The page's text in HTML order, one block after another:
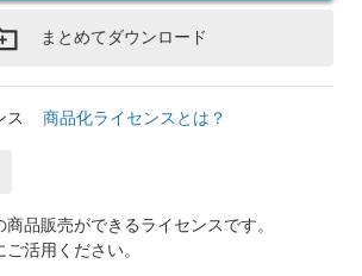
まとめてダウンロード
ス 商品化ライセンスとは？
品販売ができるライセンスです。
活用ください。